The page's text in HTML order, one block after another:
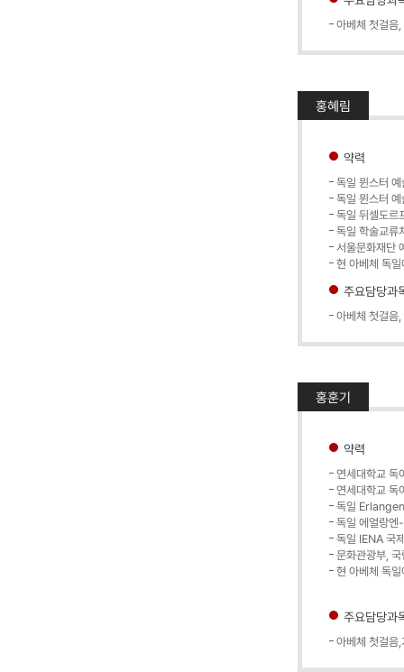
아베체 첫걸
홍혜림
약력
독일 뮌스터
독일 뮌스터
독일 뒤셀도
독일 학술교
서울문화재단
현 아베체 독
주요담당과
아베체 첫걸
홍훈기
약력
연세대학교 독
연세대학교 독
독일
독일 에얼랑
독일 IENA 국
문화관광부,
현 아베체 독
주요담당과
아베체 첫걸음